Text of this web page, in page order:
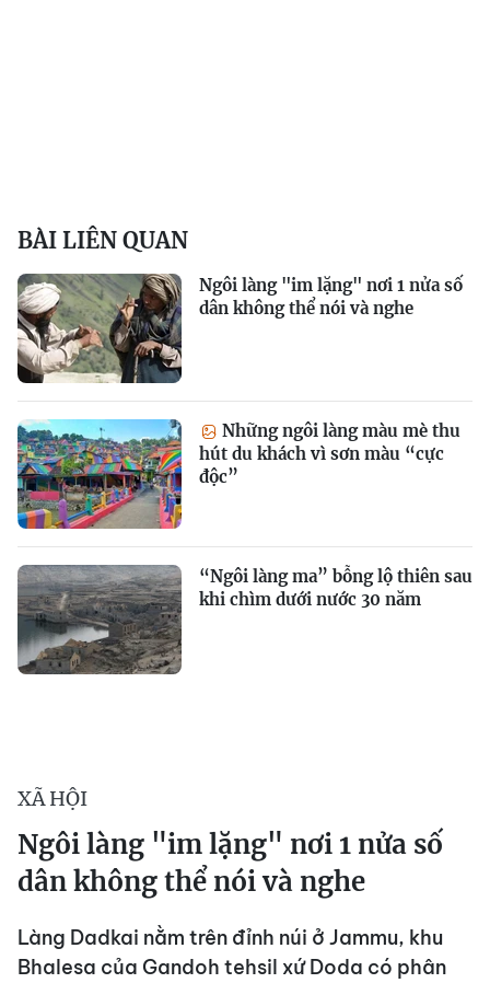
BÀI LIÊN QUAN
Ngôi làng "im lặng" nơi 1 nửa số
dân không thể nói và nghe
Những ngôi làng màu mè thu
hút du khách vì sơn màu “cực
độc”
​“Ngôi làng ma” bỗng lộ thiên sau
khi chìm dưới nước 30 năm
XÃ HỘI
Ngôi làng "im lặng" nơi 1 nửa số
dân không thể nói và nghe
Làng Dadkai nằm trên đỉnh núi ở Jammu, khu
Bhalesa của Gandoh tehsil xứ Doda có phân